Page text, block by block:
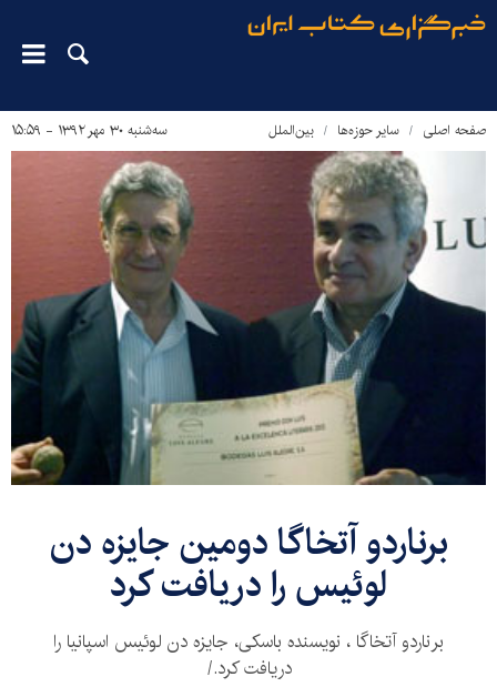
صفحه اصلی سایر حوزه‌ها بین‌الملل سه‌شنبه ۳۰ مهر ۱۳۹۲ - ۱۵:۵۹
برناردو آتخاگا دومين جايزه دن
لوئيس را دريافت كرد
برناردو آتخاگا ، نويسنده باسكی، جايزه دن لوئيس اسپانيا را
دريافت كرد./